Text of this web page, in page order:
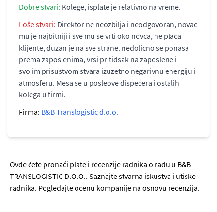
Dobre stvari: Kolege, isplate je relativno na vreme.
Loše stvari: Direktor ne neozbilja i neodgovoran, novac
mu je najbitniji i sve mu se vrti oko novca, ne placa
klijente, duzan je na sve strane. nedolicno se ponasa
prema zaposlenima, vrsi pritidsak na zaposlene i
svojim prisustvom stvara izuzetno negarivnu energiju i
atmosferu. Mesa se u posleove dispecera i ostalih
kolega u firmi.
Firma: B&B Translogistic d.o.o.
Ovde ćete pronaći plate i recenzije radnika o radu u B&B
TRANSLOGISTIC D.O.O.. Saznajte stvarna iskustva i utiske
radnika. Pogledajte ocenu kompanije na osnovu recenzija.